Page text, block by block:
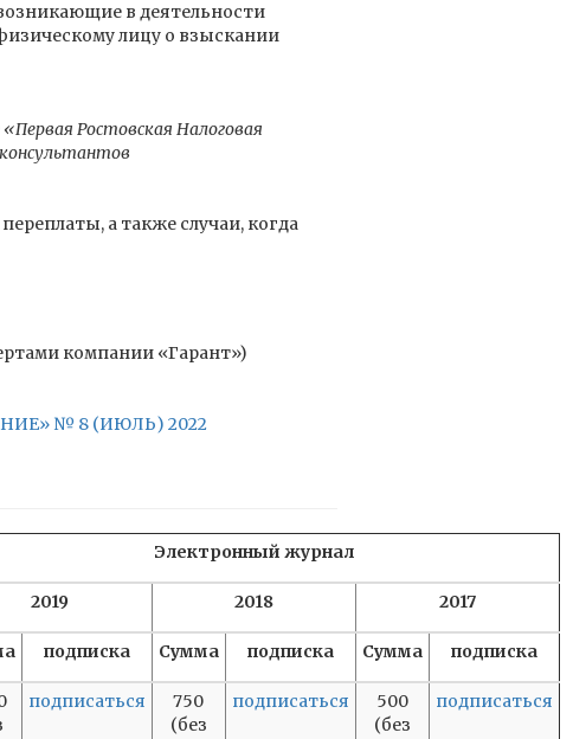
в деятельности
лицу о взыскании
Ростовская Налоговая
а также случаи, когда
компании «Гарант»)
№ 8 (ИЮЛЬ) 2022
Электронный журнал
2019 2018 2017
подписка Сумма подписка Сумма подписка
подписаться
750
(без
подписаться
500
(без
подписаться